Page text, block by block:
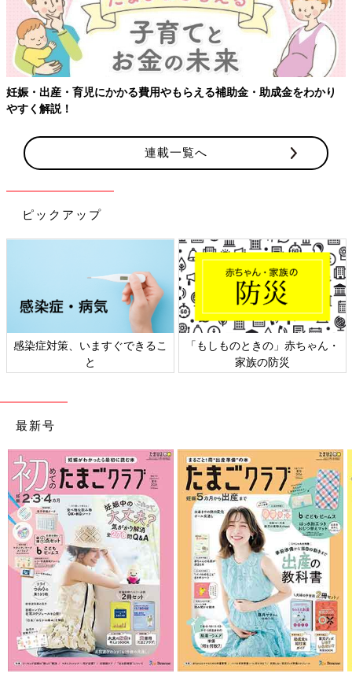
出典：Instagramアカウント「_bambi.coco」
こちらは_bambi.cocoさんが購入した、ストライプ柄シャツ。す
そがバルーンシルエットになっており、大人可愛いデザインです
よね！シワにもなりにくい素材のようで、パンツと合わせたキレ
イめコーデはもちろん、ロングスカートやビスチェを合わせたス
タイルもおすすめなんだとか♪
着まわし力◎。前後2WAYで着られるtal.by yumi.の
プルオーバー
出典：Instagramアカウント「nao_82_」
naoさんがゲットしたのは、「tal.by yumi.（タルバイユミ）」の
プルオーバー。そでがぽわんとしたシルエットになっており、可
愛いですよね♪ こちらは前後2WAYで着用できるとのこと！パン
ツにもスカートにも合わせやすそう◎
オレンジがコーデのポイントに！重ね風がおしゃれ
なカーディガン
妊娠・出産・育児にかかる費用やもらえる補助金・助成金をわかり
やすく解説！
連載一覧へ
ピックアップ
感染症対策、いますぐできるこ
と
「もしものときの」赤ちゃん・
家族の防災
最新号